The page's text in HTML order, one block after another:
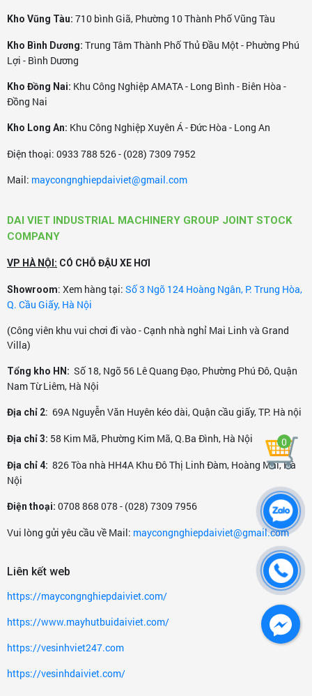
8. Sử dụng được cho mọi lứa tuổi.
bất cứ khi nào và bất cứ vị trí nào miễn là có ổ cắm điện.
Chính vì thế bất cứ thành viên nào trong gia đình bạn
kể cả người già và trẻ nhỏ.
Lưu ý với trẻ nhỏ sử dụng máy hút bụi cần ở độ tuổi nhận
thức tốt để sử dụng an toàn các thiết bị điện (khoảng 10
tuổi trở lên) đồng thời người lớn nên hướng dẫn và giám
sát cách trẻ sử dụng trong những lần đầu tiên để đảm bảo
dùng máy đúng cách và an toàn.
9. Tốt hơn cho sức khỏe gia đình, nhất là khi có trẻ nhỏ.
Vệ sinh theo cách thông thường có thể khiến bụi bẩn bị
thổi tứ tung và quyện vào không khí, và bạn sẽ hít phải
Kho Vũng Tàu: 710 bình Giã, Phường 10 Thành Phố Vũng Tàu
Kho Bình Dương: Trung Tâm Thành Phố Thủ Đầu Một - Phường Phú
Lợi - Bình Dương
Kho Đồng Nai: Khu Công Nghiệp AMATA - Long Bình - Biên Hòa -
Đồng Nai
Kho Long An: Khu Công Nghiệp Xuyên Á - Đức Hòa - Long An
Điện thoại: 0933 788 526 - (028) 7309 7952
Mail: maycongnghiepdaiviet@gmail.com
DAI VIET INDUSTRIAL MACHINERY GROUP JOINT STOCK
COMPANY
VP HÀ NỘI: CÓ CHỖ ĐẬU XE HƠI
Showroom: Xem hàng tại: Số 3 Ngõ 124 Hoàng Ngân, P. Trung Hòa,
Q. Cầu Giấy, Hà Nội
(Công viên khu vui chơi đi vào - Cạnh nhà nghỉ Mai Linh và Grand
Villa)
Tổng kho HN: Số 18, Ngõ 56 Lê Quang Đạo, Phường Phú Đô, Quận
Nam Từ Liêm, Hà Nội
Địa chỉ 2: 69A Nguyễn Văn Huyên kéo dài, Quận cầu giấy, TP. Hà nội
Địa chỉ 3: 58 Kim Mã, Phường Kim Mã, Q.Ba Đình, Hà Nội
Địa chỉ 4: 826 Tòa nhà HH4A Khu Đô Thị Linh Đàm, Hoàng Mai, Hà
Nội
Điện thoại: 0708 868 078 - (028) 7309 7956
Vui lòng gửi yêu cầu về Mail: maycongnghiepdaiviet@gmail.com
Liên kết web
https://maycongnghiepdaiviet.com/
https://www.mayhutbuidaiviet.com/
https://vesinhviet247.com
https://vesinhdaiviet.com/
0